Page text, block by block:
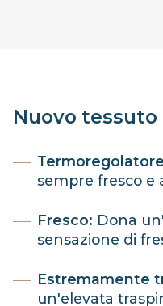
Nuovo tessuto
sempre fresco e
Fresco: Dona
sensazione di
Estremamente
un'elevata